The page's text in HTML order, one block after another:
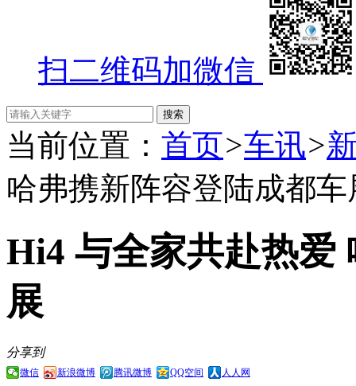
扫二维码加微信
当前位置： 首页>车讯>
哈弗携新阵容登陆成都车
Hi4 与全家共赴热爱
展
分享到
微信 新浪微博 腾讯微博 QQ空间 人人网